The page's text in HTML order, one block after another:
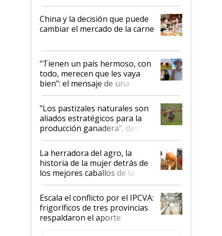
China y la decisión que puede
cambiar el mercado de la carne
"Tienen un país hermoso, con
todo, merecen que les vaya
bien": el mensaje de una
ganadera uruguaya sobre las
oportunidades que se abren
para el agro en Argentina, con
foco en la carne
"Los pastizales naturales son
aliados estratégicos para la
producción ganadera", destaca
la iniciativa que ya reúne a 46
establecimientos en Argentina
La herradora del agro, la
historia de la mujer detrás de
los mejores caballos de la
Argentina y los mitos que
todavía hacen sufrir a estos
animales: "Mientras me
descalificaban, yo seguí
haciendo currículum"
Escala el conflicto por el IPCVA:
frigoríficos de tres provincias
respaldaron el aporte